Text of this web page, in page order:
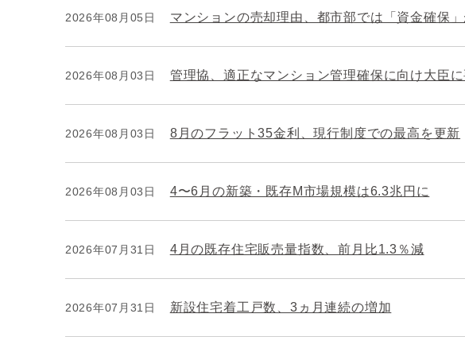
2026年08月05日 マンションの売却理由、都市部では「資金確保
2026年08月03日 管理協、適正なマンション管理確保に向け大臣に
2026年08月03日 8月のフラット35金利、現行制度での最高を更新
2026年08月03日 4〜6月の新築・既存M市場規模は6.3兆円に
2026年07月31日 4月の既存住宅販売量指数、前月比1.3％減
2026年07月31日 新設住宅着工戸数、3ヵ月連続の増加